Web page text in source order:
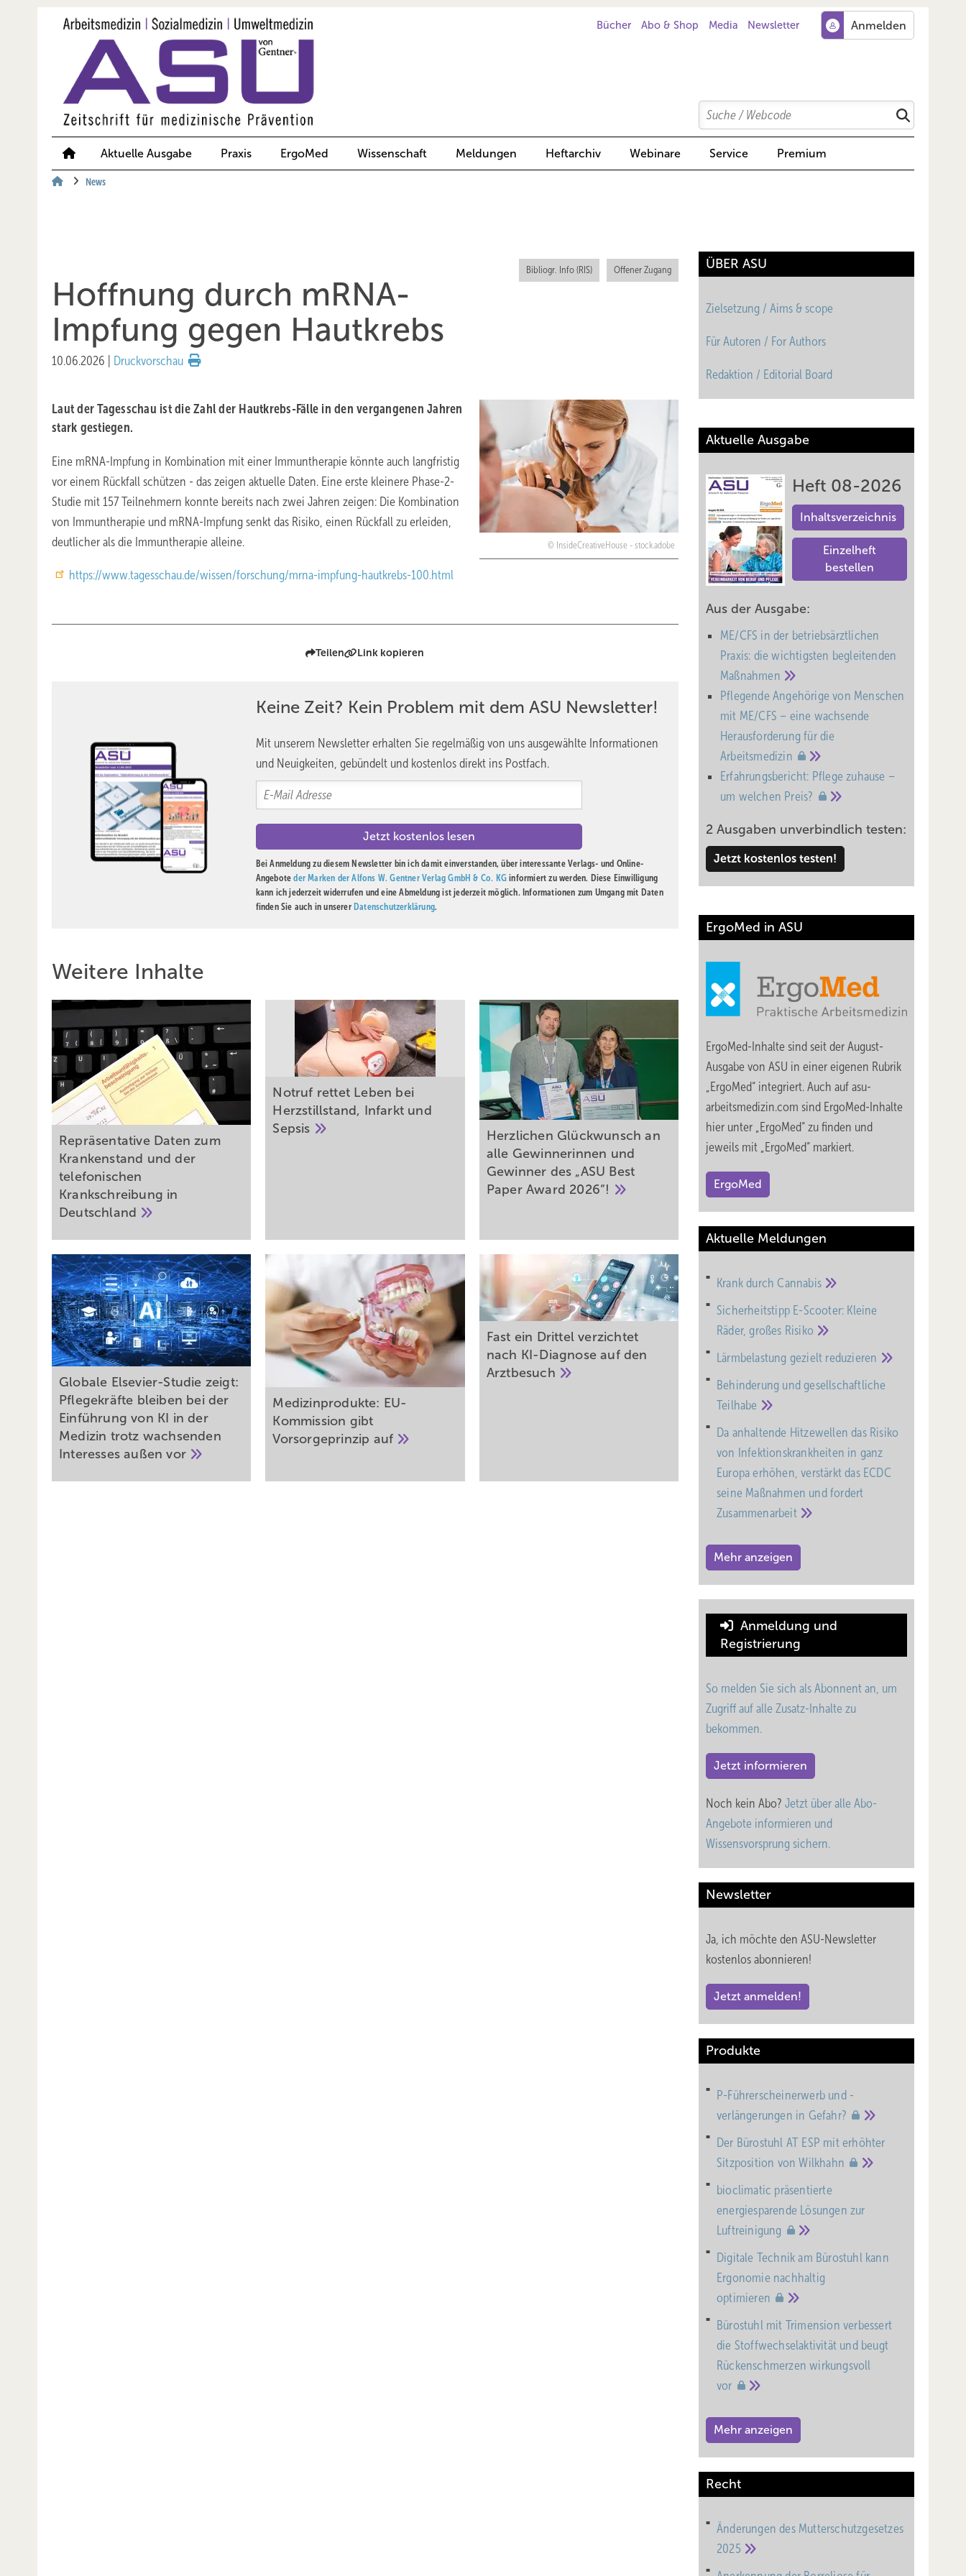
Bücher Abo & Shop Media Newsletter
Search
Suchen
Aktuelle Ausgabe Praxis ErgoMed Wissenschaft Meldungen Heftarchiv Webinare Service Premium
News
Bibliogr. Info (RIS) Offener Zugang
Hoffnung durch mRNA-
Impfung gegen Hautkrebs
10.06.2026 Druckvorschau
InsideCreativeHouse - stock.adobe
Laut der Tagesschau ist die Zahl der Hautkrebs-Fälle in den vergangenen Jahren
stark gestiegen.
Eine mRNA-Impfung in Kombination mit einer Immuntherapie könnte auch langfristig
vor einem Rückfall schützen - das zeigen aktuelle Daten. Eine erste kleinere Phase-2-
Studie mit 157 Teilnehmern konnte bereits nach zwei Jahren zeigen: Die Kombination
von Immuntherapie und mRNA-Impfung senkt das Risiko, einen Rückfall zu erleiden,
deutlicher als die Immuntherapie alleine.
https://www.tagesschau.de/wissen/forschung/mrna-impfung-hautkrebs-100.html
Teilen Link kopieren
Keine Zeit? Kein Problem mit dem ASU Newsletter!
Mit unserem Newsletter erhalten Sie regelmäßig von uns ausgewählte Informationen
und Neuigkeiten, gebündelt und kostenlos direkt ins Postfach.
Bei Anmeldung zu diesem Newsletter bin ich damit einverstanden, über interessante Verlags- und Online-
Angeboteder Marken der Alfons W. Gentner Verlag GmbH & Co. KG informiert zu werden. Diese Einwilligung
kann ich jederzeit widerrufen und eine Abmeldung ist jederzeit möglich. Informationen zum Umgang mit Daten
finden Sie auch in unserer Datenschutzerklärung.
Weitere Inhalte
Repräsentative Daten zum
Krankenstand und der
telefonischen
Krankschreibung in
Deutschland
Notruf rettet Leben bei
Herzstillstand, Infarkt und
Sepsis
Herzlichen Glückwunsch an
alle Gewinnerinnen und
Gewinner des „ASU Best
Paper Award 2026“!
Globale Elsevier-Studie zeigt:
Pflegekräfte bleiben bei der
Einführung von KI in der
Medizin trotz wachsenden
Interesses außenvor
Medizinprodukte: EU-
Kommission gibt
Vorsorgeprinzip auf
Fast ein Drittel verzichtet
nach KI-Diagnose auf den
Arztbesuch
ÜBER ASU
Zielsetzung / Aims & scope
Für Autoren / For Authors
Redaktion / Editorial Board
Aktuelle Ausgabe
Heft 08-2026
Inhaltsverzeichnis
Einzelheft
bestellen
Aus der Ausgabe:
ME/CFS in der betriebsärztlichen
Praxis: die wichtigsten begleitenden
Maßnahmen
Pflegende Angehörige von Menschen
mit ME/CFS – eine wachsende
Heraus­forderung für die
Arbeitsmedizin
Erfahrungsbericht: Pflege zuhause –
um welchen Preis?
2 Ausgaben unverbindlich testen:
Jetzt kostenlos testen!
ErgoMed in ASU
ErgoMed-Inhalte sind seit der August-
Ausgabe von ASU in einer eigenen Rubrik
„ErgoMed“ integriert. Auch auf asu-
arbeitsmedizin.com sind ErgoMed-Inhalte
hier unter „ErgoMed“ zu finden und
jeweils mit „ErgoMed“ markiert.
ErgoMed
Aktuelle Meldungen
Krank durchCannabis
Sicherheitstipp E-Scooter: Kleine
Räder, großes Risiko
Lärmbelastung gezielt reduzieren
Behinderung und gesell­schaft­liche
Teil­habe
Da anhaltende Hitzewellen das Risiko
von Infektionskrankheiten in ganz
Europa erhöhen, verstärkt das ECDC
seine Maßnahmen und fordert
Zusammenarbeit
Mehr anzeigen
Anmeldung und
Registrierung
So melden Sie sich als Abonnent an, um
Zugriff auf alle Zusatz-Inhalte zu
bekommen.
Jetzt informieren
Noch kein Abo? Jetzt über alle Abo-
Angebote informieren und
Wissensvorsprung sichern.
Newsletter
Ja, ich möchte den ASU-Newsletter
kostenlos abonnieren!
Jetzt anmelden!
Produkte
P-Führerscheinerwerb und -
verlängerungen in Gefahr?
Der Bürostuhl AT ESP mit erhöhter
Sitzposition vonWilkhahn
bioclimatic präsentierte
energiesparende Lösungen zur
Luftreinigung
Digitale Technik am Bürostuhl kann
Ergonomie nachhaltig
optimieren
Bürostuhl mit Trimension verbessert
die Stoffwechselaktivität und beugt
Rückenschmerzen wirkungsvoll
vor
Mehr anzeigen
Recht
Änderungen des Mutterschutz­gesetzes
2025